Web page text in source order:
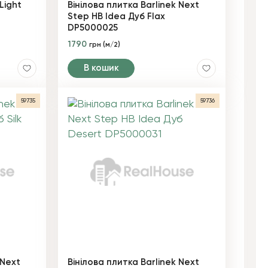
Вінілова плитка Barlinek Next
Step HB Idea Дуб Flax
DP5000025
1790грн (м/2)
В кошик
59735 59736
Вінілова плитка Barlinek Next